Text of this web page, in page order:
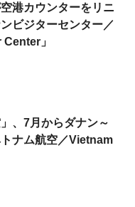
港カウンターをリニ
ビジターセンター／
」
」、7月からダナン～
ナム航空／Vietnam